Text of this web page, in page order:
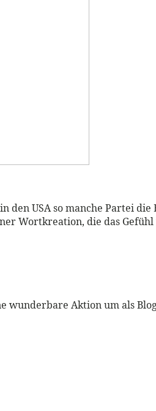
USA so manche Partei
Wortkreation, die das
Aktion um als